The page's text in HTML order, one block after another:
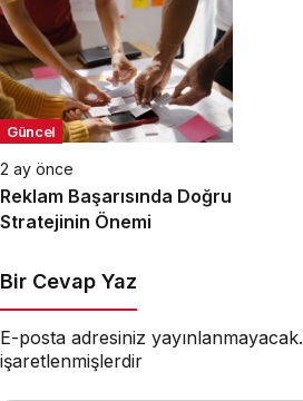
Güncel
2 ay önce
Reklam Başarısında Doğru
Stratejinin Önemi
Bir Cevap Yaz
E-posta adresiniz yayınlanmayacak.
işaretlenmişlerdir